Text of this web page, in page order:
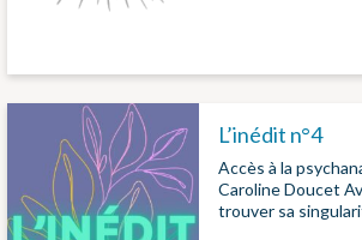
L’inédit n°4
Accès à la
Caroline Doucet
trouver sa